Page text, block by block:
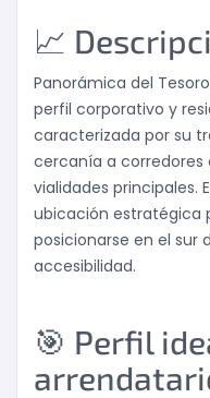
📈
Panorámica del
perfil corporativo y
caracterizada por su
cercanía a corredores
vialidades principales.
ubicación estratégica
posicionarse en el sur
accesibilidad.
🎯 Perfil